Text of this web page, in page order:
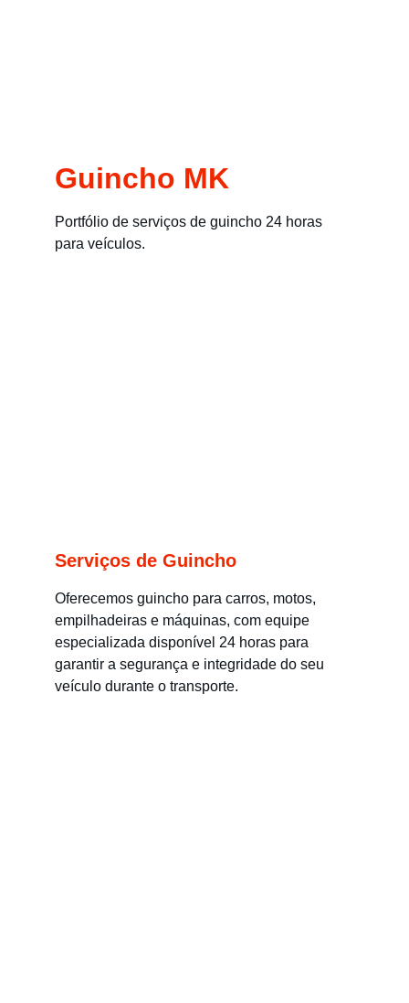
Guincho MK
Portfólio de serviços de guincho 24 horas
para veículos.
Serviços de Guincho
Oferecemos guincho para carros, motos,
empilhadeiras e máquinas, com equipe
especializada disponível 24 horas para
garantir a segurança e integridade do seu
veículo durante o transporte.